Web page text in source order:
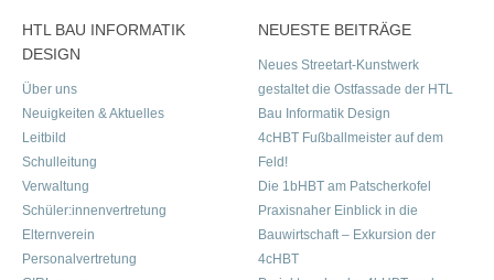
HTL BAU INFORMATIK
DESIGN
Über uns
Neuigkeiten & Aktuelles
Leitbild
Schulleitung
Verwaltung
Schüler:innenvertretung
Elternverein
Personalvertretung
NEUESTE BEITRÄGE
Neues Streetart-Kunstwerk
gestaltet die Ostfassade der HTL
Bau Informatik Design
4cHBT Fußballmeister auf dem
Feld!
Die 1bHBT am Patscherkofel
Praxisnaher Einblick in die
Bauwirtschaft – Exkursion der
4cHBT